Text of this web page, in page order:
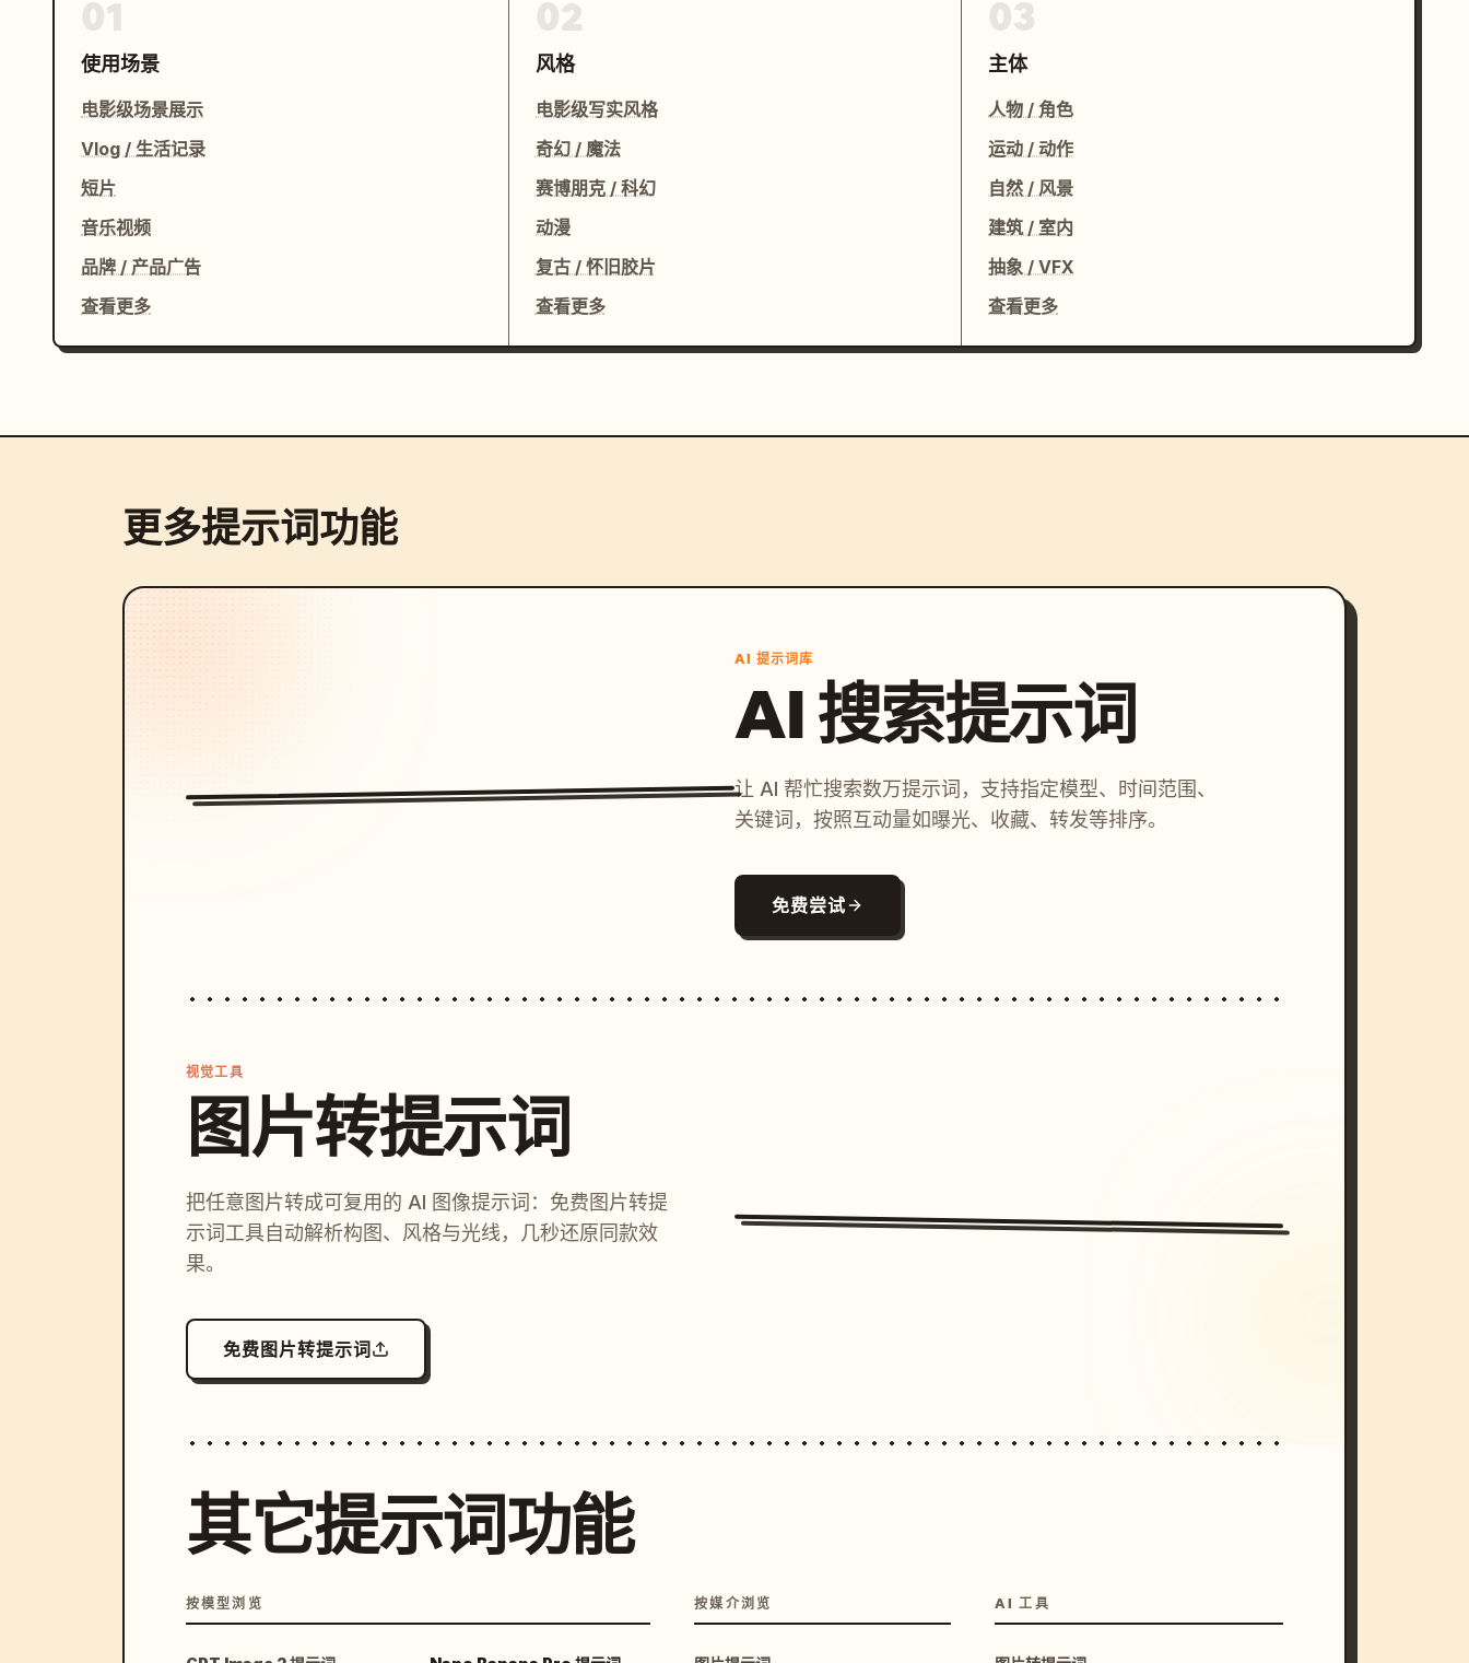
使用场景
电影级场景展示
Vlog / 生活记录
短片
音乐视频
品牌 / 产品广告
查看更多
风格
电影级写实风格
奇幻 / 魔法
赛博朋克 / 科幻
动漫
复古 / 怀旧胶片
查看更多
主体
人物 / 角色
运动 / 动作
自然 / 风景
建筑 / 室内
抽象 / VFX
查看更多
更多提示词功能
AI 提示词库
AI 搜索提示词
让 AI 帮忙搜索数万提示词，支持指定模型、时间范围、
关键词，按照互动量如曝光、收藏、转发等排序。
免费尝试
视觉工具
图片转提示词
把任意图片转成可复用的 AI 图像提示词：免费图片转提
示词工具自动解析构图、风格与光线，几秒还原同款效
果。
免费图片转提示词
其它提示词功能
按模型浏览 按媒介浏览 AI 工具